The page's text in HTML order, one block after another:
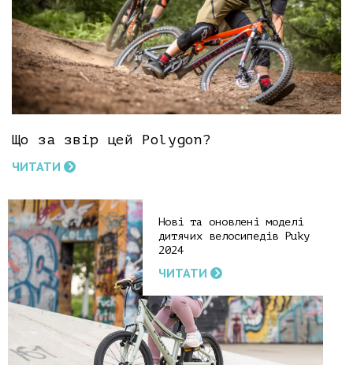
Що за звір цей Polygon?
ЧИТАТИ
Нові та оновлені моделі
дитячих велосипедів Puky
2024
ЧИТАТИ